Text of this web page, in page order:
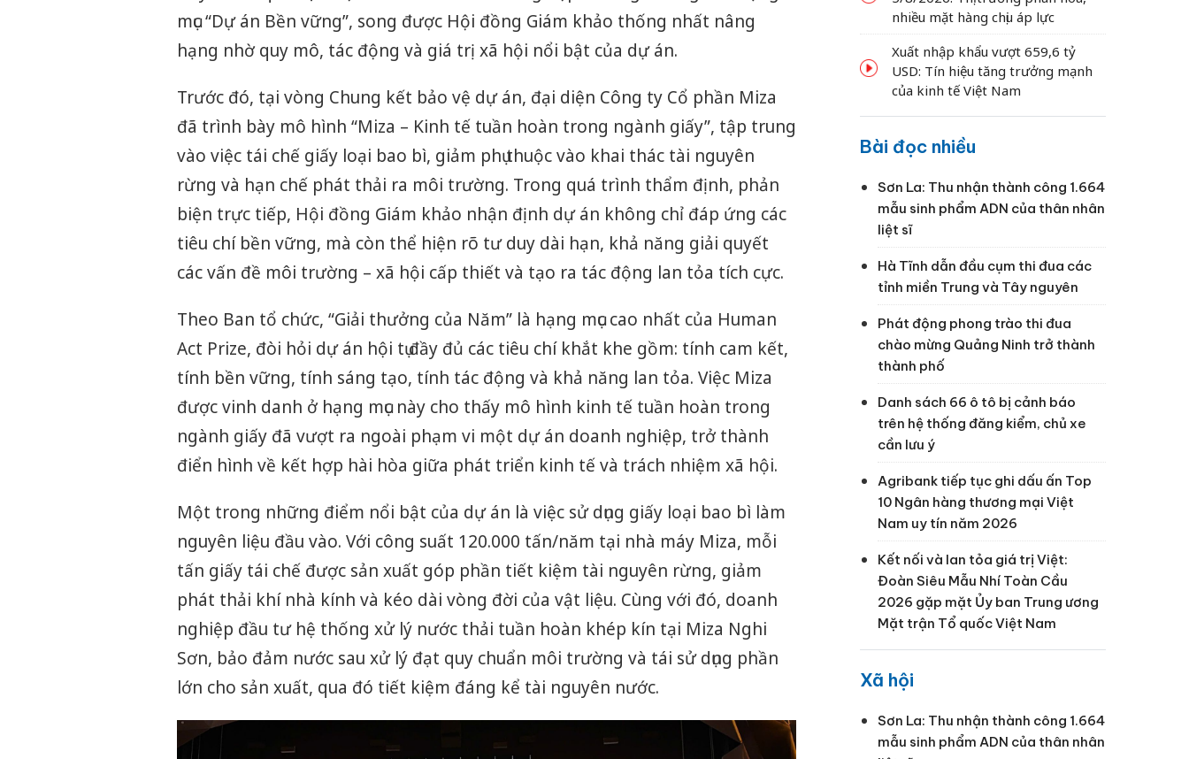
mục “Dự án Bền vững”, song được Hội đồng Giám khảo thống nhất nâng
hạng nhờ quy mô, tác động và giá trị xã hội nổi bật của dự án.
Trước đó, tại vòng Chung kết bảo vệ dự án, đại diện Công ty Cổ phần Miza
đã trình bày mô hình “Miza – Kinh tế tuần hoàn trong ngành giấy”, tập trung
vào việc tái chế giấy loại bao bì, giảm phụ thuộc vào khai thác tài nguyên
rừng và hạn chế phát thải ra môi trường. Trong quá trình thẩm định, phản
biện trực tiếp, Hội đồng Giám khảo nhận định dự án không chỉ đáp ứng các
tiêu chí bền vững, mà còn thể hiện rõ tư duy dài hạn, khả năng giải quyết
các vấn đề môi trường – xã hội cấp thiết và tạo ra tác động lan tỏa tích cực.
Theo Ban tổ chức, “Giải thưởng của Năm” là hạng mục cao nhất của Human
Act Prize, đòi hỏi dự án hội tụ đầy đủ các tiêu chí khắt khe gồm: tính cam kết,
tính bền vững, tính sáng tạo, tính tác động và khả năng lan tỏa. Việc Miza
được vinh danh ở hạng mục này cho thấy mô hình kinh tế tuần hoàn trong
ngành giấy đã vượt ra ngoài phạm vi một dự án doanh nghiệp, trở thành
điển hình về kết hợp hài hòa giữa phát triển kinh tế và trách nhiệm xã hội.
Một trong những điểm nổi bật của dự án là việc sử dụng giấy loại bao bì làm
nguyên liệu đầu vào. Với công suất 120.000 tấn/năm tại nhà máy Miza, mỗi
tấn giấy tái chế được sản xuất góp phần tiết kiệm tài nguyên rừng, giảm
phát thải khí nhà kính và kéo dài vòng đời của vật liệu. Cùng với đó, doanh
nghiệp đầu tư hệ thống xử lý nước thải tuần hoàn khép kín tại Miza Nghi
Sơn, bảo đảm nước sau xử lý đạt quy chuẩn môi trường và tái sử dụng phần
lớn cho sản xuất, qua đó tiết kiệm đáng kể tài nguyên nước.
nhiều mặt hàng chịu áp lực
Xuất nhập khẩu vượt 659,6 tỷ
USD: Tín hiệu tăng trưởng mạnh
của kinh tế Việt Nam
Bài đọc nhiều
Sơn La: Thu nhận thành công 1.664
mẫu sinh phẩm ADN của thân nhân
liệt sĩ
Hà Tĩnh dẫn đầu cụm thi đua các
tỉnh miền Trung và Tây nguyên
Phát động phong trào thi đua
chào mừng Quảng Ninh trở thành
thành phố
Danh sách 66 ô tô bị cảnh báo
trên hệ thống đăng kiểm, chủ xe
cần lưu ý
Agribank tiếp tục ghi dấu ấn Top
10 Ngân hàng thương mại Việt
Nam uy tín năm 2026
Kết nối và lan tỏa giá trị Việt:
Đoàn Siêu Mẫu Nhí Toàn Cầu
2026 gặp mặt Ủy ban Trung ương
Mặt trận Tổ quốc Việt Nam
Xã hội
Sơn La: Thu nhận thành công 1.664
mẫu sinh phẩm ADN của thân nhân